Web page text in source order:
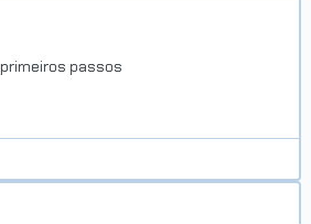
primeiros passos